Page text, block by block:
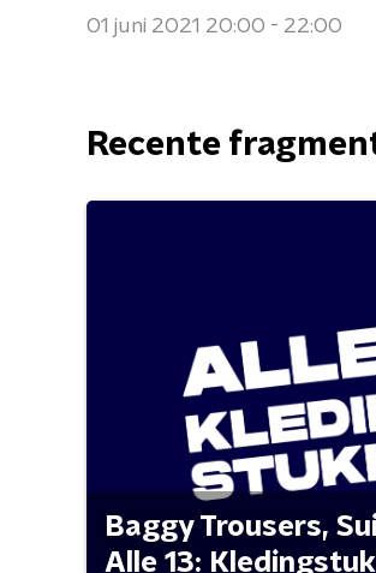
01 juni 2021 20:00 - 22:00
Recente
Baggy Trousers,
Alle 13: